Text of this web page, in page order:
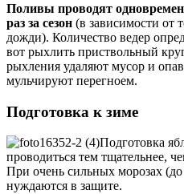
Поливы проводят
раз за сезон (в зависимости от
дожди). Количество ведер
вот рыхлить приствольный
рыхления удаляют мусор и
мульчируют перегноем.
Подготовка к зиме
Подготовка
проводиться тем тщательнее,
При очень сильных морозах
нуждаются в защите.